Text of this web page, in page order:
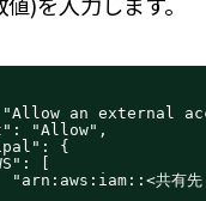
an external
"Allow",
{
[
"arn:aws:iam::<共有先